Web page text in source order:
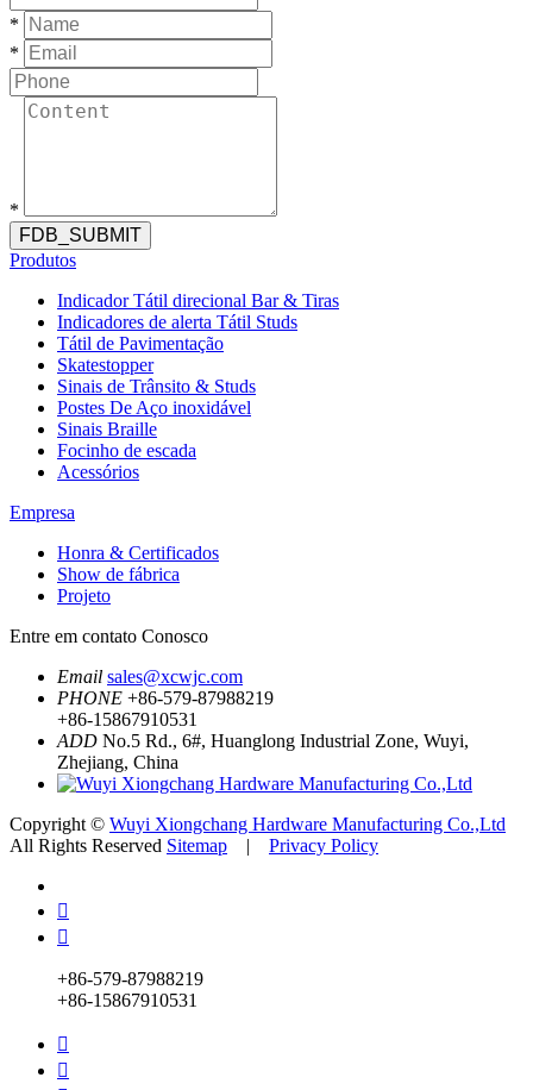
*
*
*
FDB_SUBMIT
Produtos
Indicador Tátil direcional Bar & Tiras
Indicadores de alerta Tátil Studs
Tátil de Pavimentação
Skatestopper
Sinais de Trânsito & Studs
Postes De Aço inoxidável
Sinais Braille
Focinho de escada
Acessórios
Empresa
Honra & Certificados
Show de fábrica
Projeto
Entre em contato Conosco
Email sales@xcwjc.com
PHONE +86-579-87988219
+86-15867910531
ADD No.5 Rd., 6#, Huanglong Industrial Zone, Wuyi,
Zhejiang, China
Copyright © Wuyi Xiongchang Hardware Manufacturing Co.,Ltd
All Rights Reserved Sitemap | Privacy Policy


+86-579-87988219
+86-15867910531

